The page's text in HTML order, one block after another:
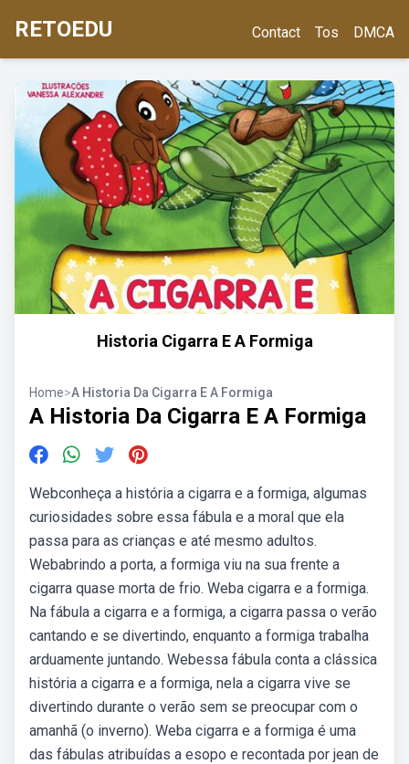
RETOEDU Contact Tos DMCA
Historia Cigarra E A Formiga
Home>A Historia Da Cigarra E A Formiga
A Historia Da Cigarra E A Formiga
Webconheça a história a cigarra e a formiga, algumas
curiosidades sobre essa fábula e a moral que ela
passa para as crianças e até mesmo adultos.
Webabrindo a porta, a formiga viu na sua frente a
cigarra quase morta de frio. Weba cigarra e a formiga.
Na fábula a cigarra e a formiga, a cigarra passa o verão
cantando e se divertindo, enquanto a formiga trabalha
arduamente juntando. Webessa fábula conta a clássica
história a cigarra e a formiga, nela a cigarra vive se
divertindo durante o verão sem se preocupar com o
amanhã (o inverno). Weba cigarra e a formiga é uma
das fábulas atribuídas a esopo e recontada por jean de